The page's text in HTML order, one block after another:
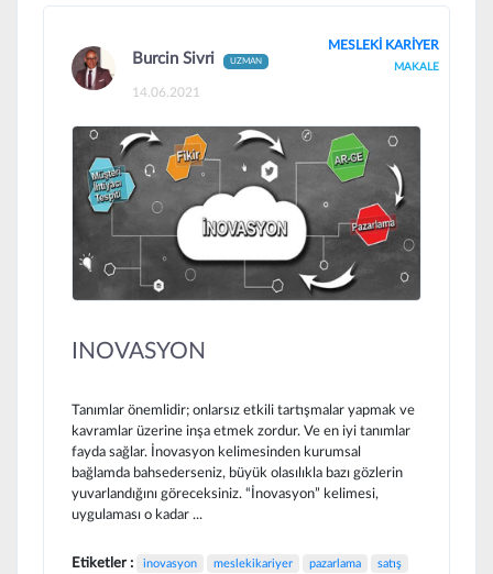
Burcin Sivri UZMAN
14.06.2021
MESLEKİ KARİYER
MAKALE
INOVASYON
Tanımlar önemlidir; onlarsız etkili tartışmalar yapmak ve
kavramlar üzerine inşa etmek zordur. Ve en iyi tanımlar
fayda sağlar. İnovasyon kelimesinden kurumsal
bağlamda bahsederseniz, büyük olasılıkla bazı gözlerin
yuvarlandığını göreceksiniz. “İnovasyon” kelimesi,
uygulaması o kadar ...
Etiketler : inovasyon meslekikariyer pazarlama
satış